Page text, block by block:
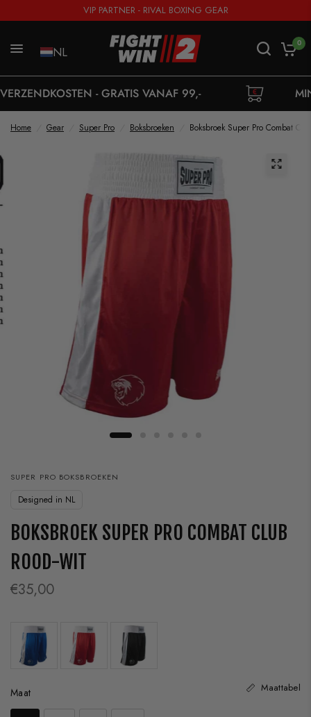
VIP PARTNER - RIVAL BOXING GEAR
NL
0
- GRATIS VANAF 99,- MINIMUM
Home Gear Super Pro Boksbroeken Boksbroek Super Pro Combat
SUPER PRO BOKSBROEKEN
Designed in NL
BOKSBROEK SUPER PRO COMBAT CLUB
ROOD-WIT
€35,00
Maat
Maat Maattabel